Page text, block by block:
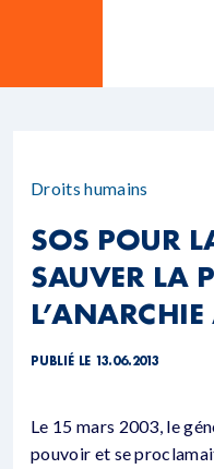
Droits humains
SOS POUR
SAUVER LA
L’ANARCHIE
PUBLIÉ LE 13.06.2013
Le 15 mars 2003, le
pouvoir et se